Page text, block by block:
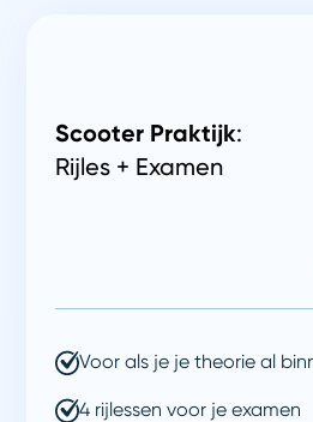
Scooter Praktijk:
Rijles + Examen
Voor als je je theorie al
4 rijlessen voor je examen